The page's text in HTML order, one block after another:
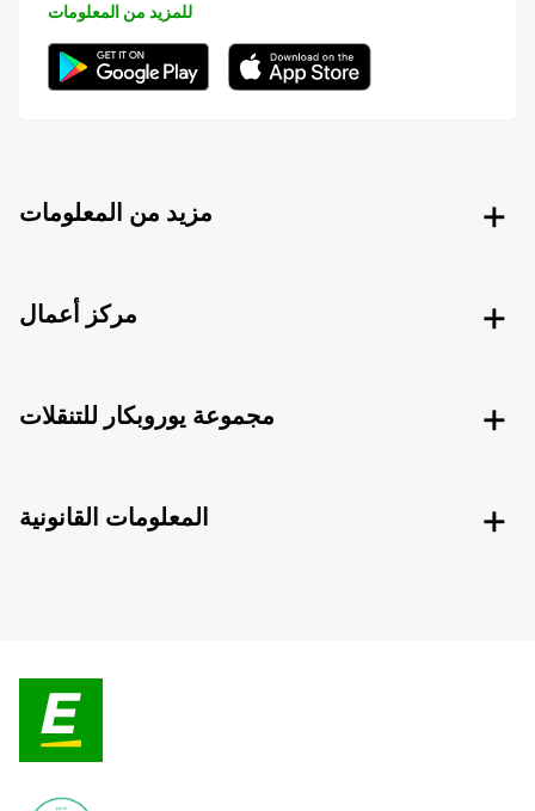
للمزيد من المعلومات
مزيد من المعلومات
مركز أعمال
مجموعة يوروبكار للتنقلات
المعلومات القانونية